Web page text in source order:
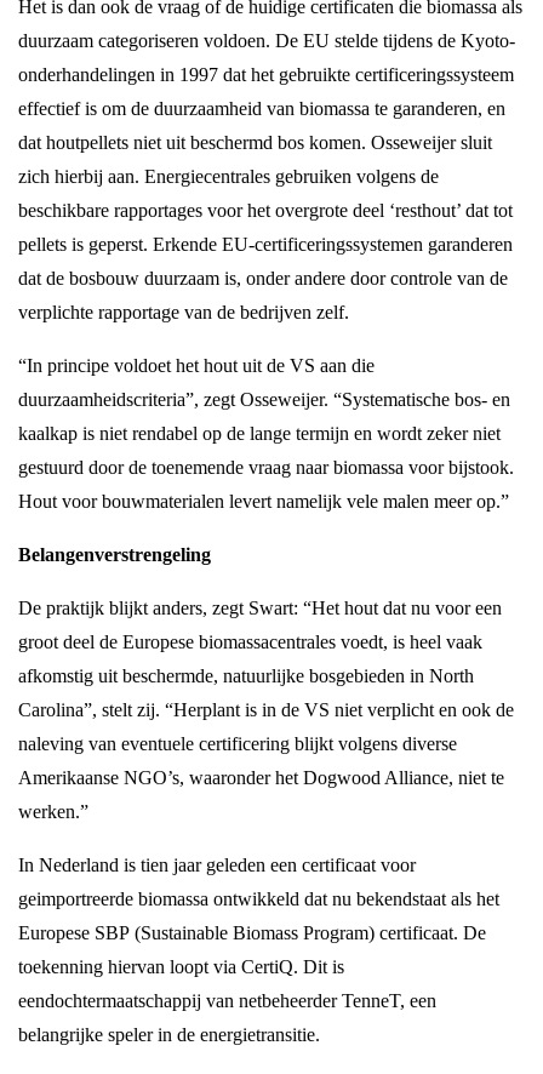
Het is dan ook de vraag of de huidige certificaten die biomassa als
duurzaam categoriseren voldoen. De EU stelde tijdens de Kyoto-
onderhandelingen in 1997 dat het gebruikte certificeringssysteem
effectief is om de duurzaamheid van biomassa te garanderen, en
dat houtpellets niet uit beschermd bos komen. Osseweijer sluit
zich hierbij aan. Energiecentrales gebruiken volgens de
beschikbare rapportages voor het overgrote deel ‘resthout’ dat tot
pellets is geperst. Erkende EU-certificeringssystemen garanderen
dat de bosbouw duurzaam is, onder andere door controle van de
verplichte rapportage van de bedrijven zelf.
“In principe voldoet het hout uit de VS aan die
duurzaamheidscriteria”, zegt Osseweijer. “Systematische bos- en
kaalkap is niet rendabel op de lange termijn en wordt zeker niet
gestuurd door de toenemende vraag naar biomassa voor bijstook.
Hout voor bouwmaterialen levert namelijk vele malen meer op.”
Belangenverstrengeling
De praktijk blijkt anders, zegt Swart: “Het hout dat nu voor een
groot deel de Europese biomassacentrales voedt, is heel vaak
afkomstig uit beschermde, natuurlijke bosgebieden in North
Carolina”, stelt zij. “Herplant is in de VS niet verplicht en ook de
naleving van eventuele certificering blijkt volgens diverse
Amerikaanse NGO’s, waaronder het Dogwood Alliance, niet te
werken.”
In Nederland is tien jaar geleden een certificaat voor
geimportreerde biomassa ontwikkeld dat nu bekendstaat als het
Europese SBP (Sustainable Biomass Program) certificaat. De
toekenning hiervan loopt via CertiQ. Dit is
eendochtermaatschappij van netbeheerder TenneT, een
belangrijke speler in de energietransitie.